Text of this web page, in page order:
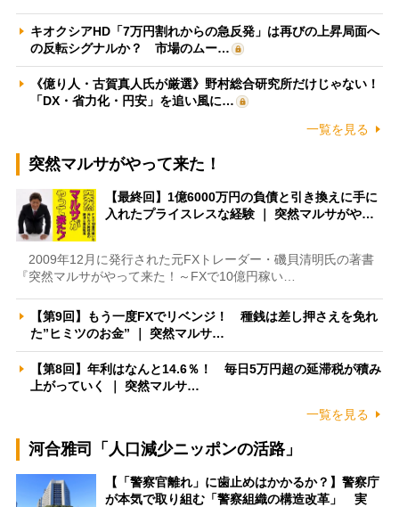
キオクシアHD「7万円割れからの急反発」は再びの上昇局面へ
の反転シグナルか？ 市場のムー…
《億り人・古賀真人氏が厳選》野村総合研究所だけじゃない！
「DX・省力化・円安」を追い風に…
一覧を見る
突然マルサがやって来た！
【最終回】1億6000万円の負債と引き換えに手に
入れたプライスレスな経験 ｜ 突然マルサがや…
2009年12月に発行された元FXトレーダー・磯貝清明氏の著書
『突然マルサがやって来た！～FXで10億円稼い…
【第9回】もう一度FXでリベンジ！ 種銭は差し押さえを免れ
た”ヒミツのお金” ｜ 突然マルサ…
【第8回】年利はなんと14.6％！ 毎日5万円超の延滞税が積み
上がっていく ｜ 突然マルサ…
一覧を見る
河合雅司「人口減少ニッポンの活路」
【「警察官離れ」に歯止めはかかるか？】警察庁
が本気で取り組む「警察組織の構造改革」 実